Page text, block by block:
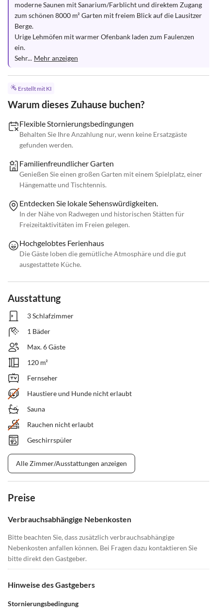
moderne Saunen mit Sanarium/Farblicht und direktem Zugang
zum schönen 8000 m² Garten mit freiem Blick auf die Lausitzer
Berge.
Urige Lehmöfen mit warmer Ofenbank laden zum Faulenzen
ein.
Sehr... Mehr anzeigen
Erstellt mit KI
Warum dieses Zuhause buchen?
Flexible Stornierungsbedingungen
Behalten Sie Ihre Anzahlung nur, wenn keine Ersatzgäste
gefunden werden.
Familienfreundlicher Garten
Genießen Sie einen großen Garten mit einem Spielplatz, einer
Hängematte und Tischtennis.
Entdecken Sie lokale Sehenswürdigkeiten.
In der Nähe von Radwegen und historischen Stätten für
Freizeitaktivitäten im Freien gelegen.
Hochgelobtes Ferienhaus
Die Gäste loben die gemütliche Atmosphäre und die gut
ausgestattete Küche.
Ausstattung
3 Schlafzimmer
1 Bäder
Max. 6 Gäste
120 m²
Fernseher
Haustiere und Hunde nicht erlaubt
Sauna
Rauchen nicht erlaubt
Geschirrspüler
Alle Zimmer/Ausstattungen anzeigen
Preise
Verbrauchsabhängige Nebenkosten
Bitte beachten Sie, dass zusätzlich verbrauchsabhängige
Nebenkosten anfallen können. Bei Fragen dazu kontaktieren Sie
bitte direkt den Gastgeber.
Hinweise des Gastgebers
Stornierungsbedingung